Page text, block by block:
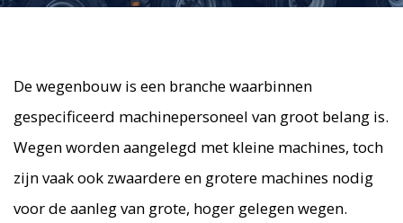
De wegenbouw is een branche waarbinnen
gespecificeerd machinepersoneel van groot belang is.
Wegen worden aangelegd met kleine machines, toch
zijn vaak ook zwaardere en grotere machines nodig
voor de aanleg van grote, hoger gelegen wegen.